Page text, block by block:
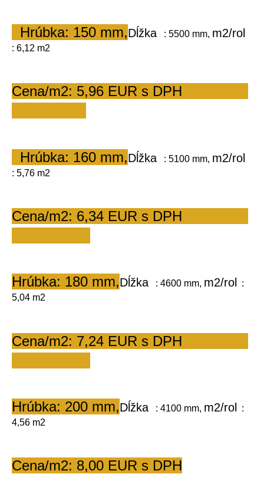
Hrúbka: 150 mm,Dĺžka : 5500 mm, m2/rol
: 6,12 m2
Cena/m2: 5,96 EUR s DPH
Hrúbka: 160 mm,Dĺžka : 5100 mm, m2/rol
: 5,76 m2
Cena/m2: 6,34 EUR s DPH
Hrúbka: 180 mm,Dĺžka : 4600 mm, m2/rol
:
5,04 m2
Cena/m2: 7,24 EUR s DPH
Hrúbka: 200 mm,Dĺžka : 4100 mm, m2/rol
:
4,56 m2
Cena/m2: 8,00 EUR s DPH